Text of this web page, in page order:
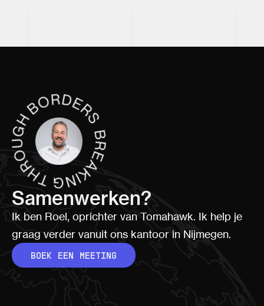
Samenwerken?
Ik ben Roel, oprichter van Tomahawk. Ik help je
graag verder vanuit ons kantoor in Nijmegen.
BOEK EEN MEETING